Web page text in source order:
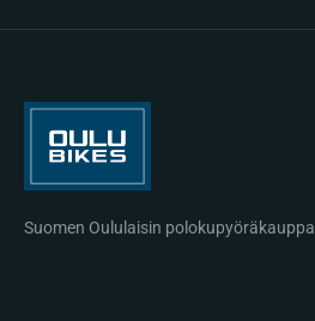
Suomen Oululaisin polokupyöräkauppa